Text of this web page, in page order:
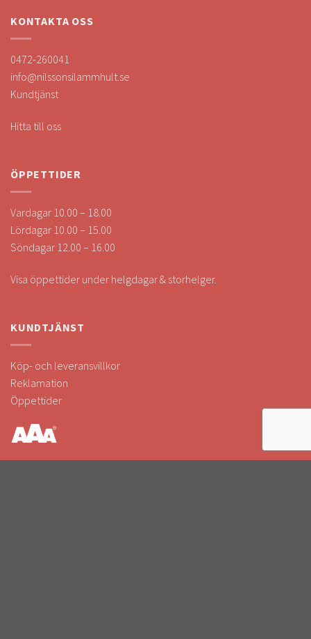
KONTAKTA OSS
0472-260041
info@nilssonsilammhult.se
Kundtjänst
Hitta till oss
ÖPPETTIDER
Vardagar 10.00 – 18.00
Lördagar 10.00 – 15.00
Söndagar 12.00 – 16.00
Visa öppettider under helgdagar & storhelger.
KUNDTJÄNST
Köp- och leveransvillkor
Reklamation
Öppettider